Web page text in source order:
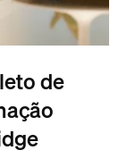
de